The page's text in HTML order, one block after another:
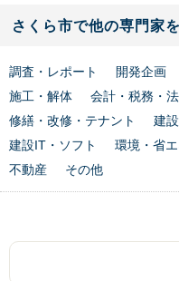
さくら市で他の専門家
調査・レポート 開発企画
施工・解体
会計・税務・
修繕・改修・テナント
建
建設IT・ソフト
環境・省
不動産
その他